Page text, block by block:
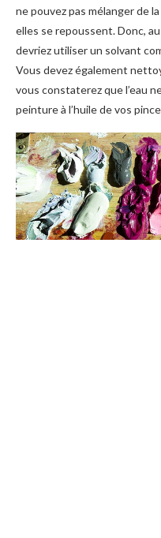
ne pouvez pas mélanger de
elles se repoussent. Donc,
devriez utiliser un solvant
Vous devez également
vous constaterez que l’eau
peinture à l’huile de vos